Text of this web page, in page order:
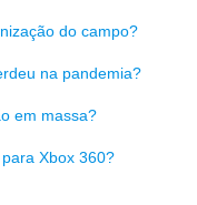
do campo?
na pandemia?
em massa?
Xbox 360?